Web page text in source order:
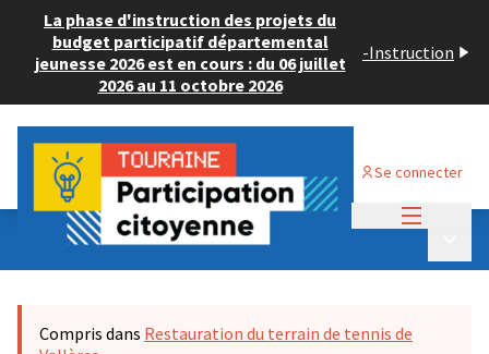
La phase d'instruction des projets du
budget participatif départemental
jeunesse 2026 est en cours : du 06 juillet
2026 au 11 octobre 2026
-Instruction
Se connecter
Budget Participatif ADULTE 2024
💡 Déposer un projet
Compris dans Restauration du terrain de tennis de